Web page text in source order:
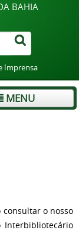
BAHIA
Imprensa
MENU
o nosso
Interbibliotecário